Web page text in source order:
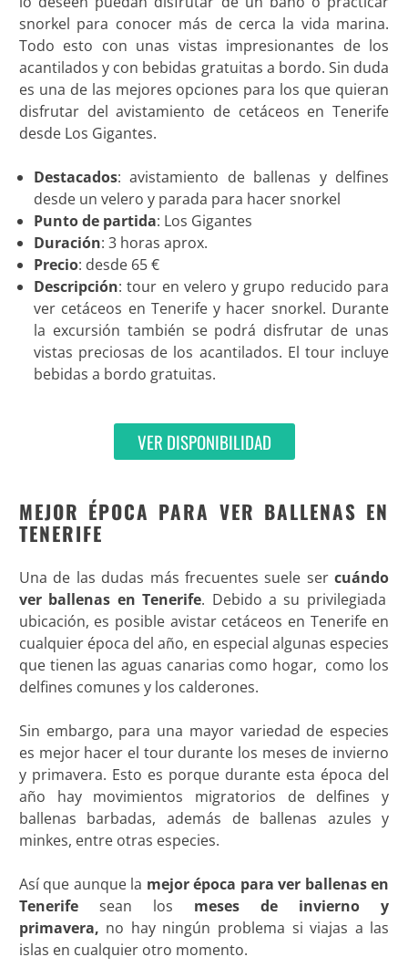
snorkel para conocer más de cerca la vida marina.
Todo esto con unas vistas impresionantes de los
acantilados y con bebidas gratuitas a bordo. Sin duda
es una de las mejores opciones para los que quieran
disfrutar del avistamiento de cetáceos en Tenerife
desde Los Gigantes.
Destacados: avistamiento de ballenas y delfines
desde un velero y parada para hacer snorkel
Punto de partida: Los Gigantes
Duración: 3 horas aprox.
Precio: desde 65 €
Descripción: tour en velero y grupo reducido para
ver cetáceos en Tenerife y hacer snorkel. Durante
la excursión también se podrá disfrutar de unas
vistas preciosas de los acantilados. El tour incluye
bebidas a bordo gratuitas.
VER DISPONIBILIDAD
MEJOR ÉPOCA PARA VER BALLENAS EN
TENERIFE
Una de las dudas más frecuentes suele sercuándo
ver ballenas en Tenerife. Debido a su privilegiada
ubicación, es posible avistar cetáceos en Tenerife en
cualquier época del año, en especial algunas especies
que tienen las aguas canarias como hogar, como los
delfines comunes y los calderones.
Sin embargo, para una mayor variedad de especies
es mejor hacer el tour durante los meses de invierno
y primavera. Esto es porque durante esta época del
año hay movimientos migratorios de delfines y
ballenas barbadas, además de ballenas azules y
minkes, entre otras especies.
Así que aunque la mejor época para ver ballenas en
Tenerifesean los meses de invierno y
primavera, no hay ningún problema si viajas a las
islas en cualquier otro momento.